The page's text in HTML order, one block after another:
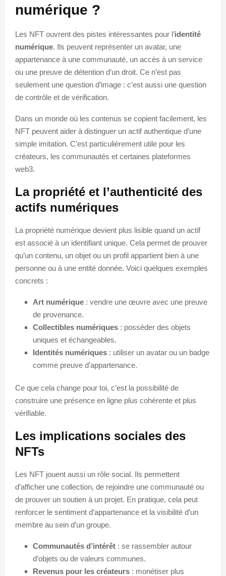
numérique ?
Les NFT ouvrent des pistes intéressantes pour l’identité
numérique. Ils peuvent représenter un avatar, une
appartenance à une communauté, un accès à un service
ou une preuve de détention d’un droit. Ce n’est pas
seulement une question d’image : c’est aussi une question
de contrôle et de vérification.
Dans un monde où les contenus se copient facilement, les
NFT peuvent aider à distinguer un actif authentique d’une
simple imitation. C’est particulièrement utile pour les
créateurs, les communautés et certaines plateformes
web3.
La propriété et l’authenticité des
actifs numériques
La propriété numérique devient plus lisible quand un actif
est associé à un identifiant unique. Cela permet de prouver
qu’un contenu, un objet ou un profil appartient bien à une
personne ou à une entité donnée. Voici quelques exemples
concrets :
Art numérique : vendre une œuvre avec une preuve
de provenance.
Collectibles numériques : posséder des objets
uniques et échangeables.
Identités numériques : utiliser un avatar ou un badge
comme preuve d’appartenance.
Ce que cela change pour toi, c’est la possibilité de
construire une présence en ligne plus cohérente et plus
vérifiable.
Les implications sociales des
NFTs
Les NFT jouent aussi un rôle social. Ils permettent
d’afficher une collection, de rejoindre une communauté ou
de prouver un soutien à un projet. En pratique, cela peut
renforcer le sentiment d’appartenance et la visibilité d’un
membre au sein d’un groupe.
Communautés d’intérêt : se rassembler autour
d’objets ou de valeurs communes.
Revenus pour les créateurs : monétiser plus